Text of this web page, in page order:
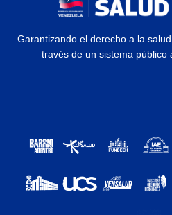
Garantizando el derecho a la
través de un sistema público